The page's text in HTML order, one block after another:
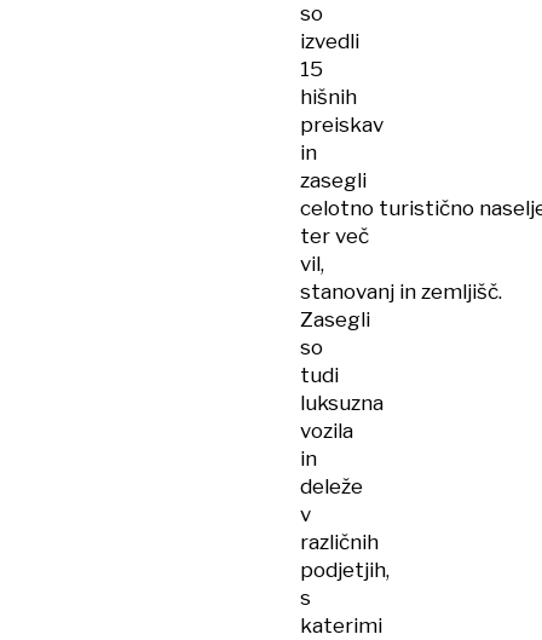
so
izvedli
15
hišnih
preiskav
in
zasegli
celotno turistično
ter več
vil,
stanovanj in zemljišč.
Zasegli
so
tudi
luksuzna
vozila
in
deleže
v
različnih
podjetjih,
s
katerimi